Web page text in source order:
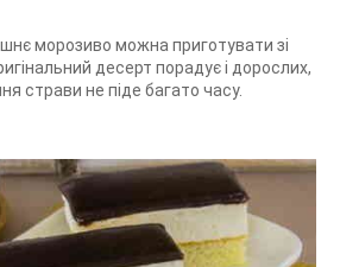
морозиво можна приготувати зі
десерт порадує і дорослих,
страви не піде багато часу.